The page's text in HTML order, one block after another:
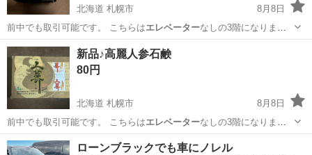
北海道 札幌市
8月8日
前中でも取引可能です。 こちらはエレベーターなしの3階になりま
す。 1階まで運…
北海道 札幌市 テレビ DVD
新品♪高麗人参石鹸
80円
北海道 札幌市
8月8日
前中でも取引可能です。 こちらはエレベーターなしの3階になりま
す。 1階まで運…
北海道 札幌市 家庭用品
ローンブラックでも車にノレル